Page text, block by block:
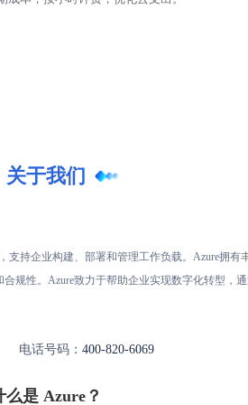
关于我们
持企业构建、部署和管理工作负载。Azure拥
规性。Azure致力于帮助企业实现数字化转型，
电话号码： 400-820-6069
么是 Azure？